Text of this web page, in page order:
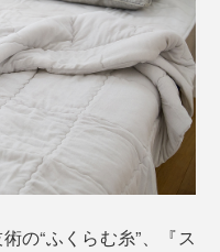
の“ふくらむ糸”、『ス